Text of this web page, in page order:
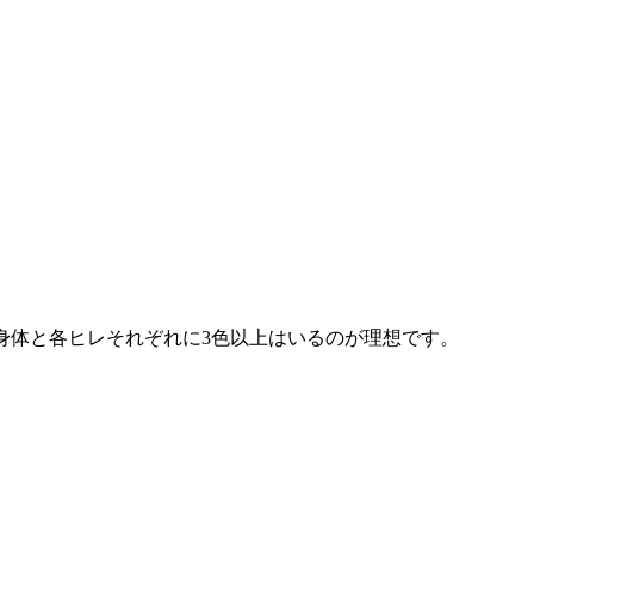
と各ヒレそれぞれに3色以上はいるのが理想です。